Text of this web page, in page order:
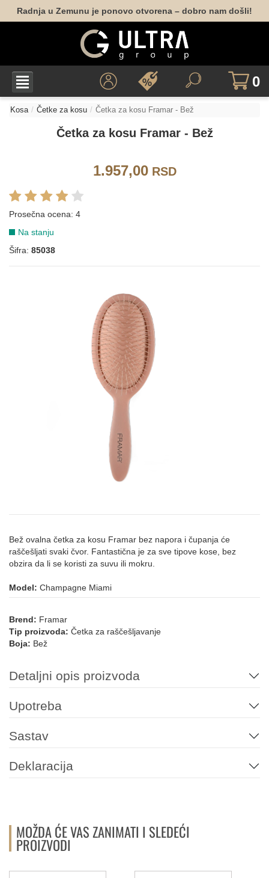
Radnja u Zemunu je ponovo otvorena – dobro nam došli!
0
Kosa Četke za kosu Četka za kosu Framar - Bež
Četka za kosu Framar - Bež
1.957,00RSD
Prosečna ocena: 4
Na stanju
Šifra: 85038
Bež ovalna četka za kosu Framar bez napora i čupanja će
raščešljati svaki čvor. Fantastična je za sve tipove kose, bez
obzira da li se koristi za suvu ili mokru.
Model: Champagne Miami
Brend: Framar
Tip proizvoda: Četka za raščešljavanje
Boja: Bež
Detaljni opis proizvoda
Upotreba
Sastav
Deklaracija
MOŽDA ĆE VAS ZANIMATI I SLEDEĆI
PROIZVODI